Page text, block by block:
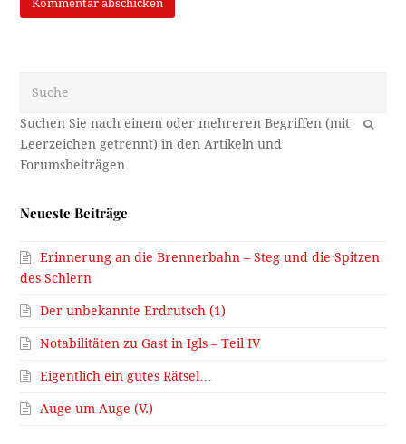
OK
Neueste Beiträge
Erinnerung an die Brennerbahn – Steg und die Spitzen
des Schlern
Der unbekannte Erdrutsch (1)
Notabilitäten zu Gast in Igls – Teil IV
Eigentlich ein gutes Rätsel…
Auge um Auge (V.)